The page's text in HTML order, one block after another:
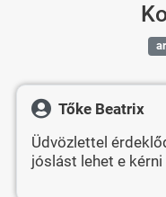
Tőke Beatrix
Üdvözlettel
jóslást lehet e